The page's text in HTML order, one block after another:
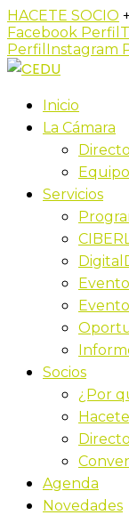
HACETE SOCIO
Facebook Perfil
Perfil Instagram
Inicio
La Cámara
Equipo
Servicios
Socios
¿Por
Agenda
Novedades